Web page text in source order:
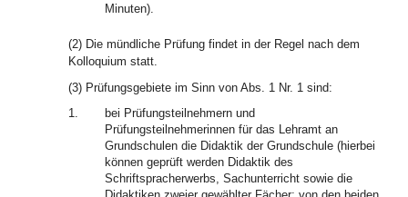
Minuten).
(2) Die mündliche Prüfung findet in der Regel nach dem
Kolloquium statt.
(3) Prüfungsgebiete im Sinn von Abs. 1 Nr. 1 sind:
1.
bei Prüfungsteilnehmern und
Prüfungsteilnehmerinnen für das Lehramt an
Grundschulen die Didaktik der Grundschule (hierbei
können geprüft werden Didaktik des
Schriftspracherwerbs, Sachunterricht sowie die